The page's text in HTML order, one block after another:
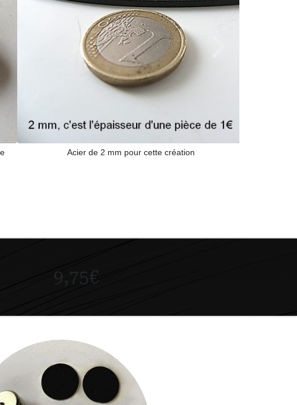
Acier de 2 mm pour cette création
9,75€